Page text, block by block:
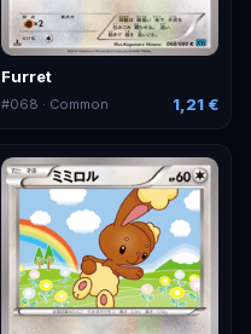
Furret
#068 · Common 1,21 €